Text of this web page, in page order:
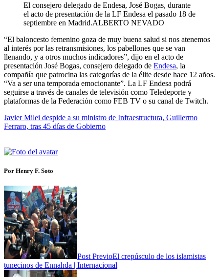
El consejero delegado de Endesa, José Bogas, durante
el acto de presentación de la LF Endesa el pasado 18 de
septiembre en Madrid.ALBERTO NEVADO
“El baloncesto femenino goza de muy buena salud si nos atenemos
al interés por las retransmisiones, los pabellones que se van
llenando, y a otros muchos indicadores”, dijo en el acto de
presentación José Bogas, consejero delegado de Endesa, la
compañía que patrocina las categorías de la élite desde hace 12 años.
“Va a ser una temporada emocionante”. La LF Endesa podrá
seguirse a través de canales de televisión como Teledeporte y
plataformas de la Federación como FEB TV o su canal de Twitch.
Javier Milei despide a su ministro de Infraestructura, Guillermo
Ferraro, tras 45 días de Gobierno
Por Henry F. Soto
Post PrevioEl crepúsculo de los islamistas
tunecinos de Ennahda | Internacional